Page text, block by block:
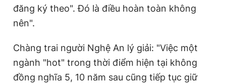
đăng ký theo". Đó là điều hoàn toàn không
nên".
Chàng trai người Nghệ An lý giải: "Việc một
ngành "hot" trong thời điểm hiện tại không
đồng nghĩa 5, 10 năm sau cũng tiếp tục giữ